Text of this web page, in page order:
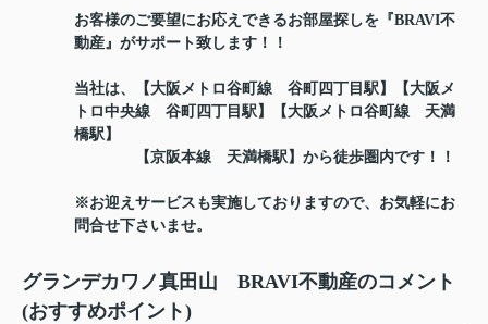
お客様のご要望にお応えできるお部屋探しを『BRAVI不
動産』がサポート致します！！
当社は、【大阪メトロ谷町線 谷町四丁目駅】【大阪メ
トロ中央線 谷町四丁目駅】【大阪メトロ谷町線 天満
橋駅】
【京阪本線 天満橋駅】から徒歩圏内です！！
※お迎えサービスも実施しておりますので、お気軽にお
問合せ下さいませ。
グランデカワノ真田山 BRAVI不動産のコメント
(おすすめポイント)